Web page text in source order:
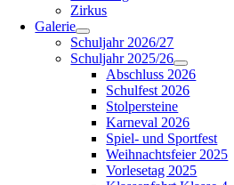
Zirkus
Galerie
Schuljahr 2026/27
Schuljahr 2025/26
Abschluss 2026
Schulfest 2026
Stolpersteine
Karneval 2026
Spiel- und Sportfest
Weihnachtsfeier 2025
Vorlesetag 2025